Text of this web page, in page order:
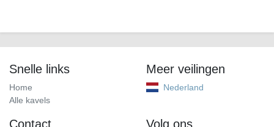
Snelle links
Home
Alle kavels
Meer veilingen
Nederland
Contact Volg ons